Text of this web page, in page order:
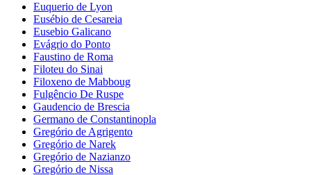
Euquerio de Lyon
Eusébio de Cesareia
Eusebio Galicano
Evágrio do Ponto
Faustino de Roma
Filoteu do Sinai
Filoxeno de Mabboug
Fulgêncio De Ruspe
Gaudencio de Brescia
Germano de Constantinopla
Gregório de Agrigento
Gregório de Narek
Gregório de Nazianzo
Gregório de Nissa